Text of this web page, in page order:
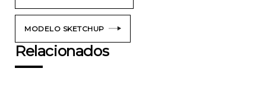
MODELO SKETCHUP
Relacionados